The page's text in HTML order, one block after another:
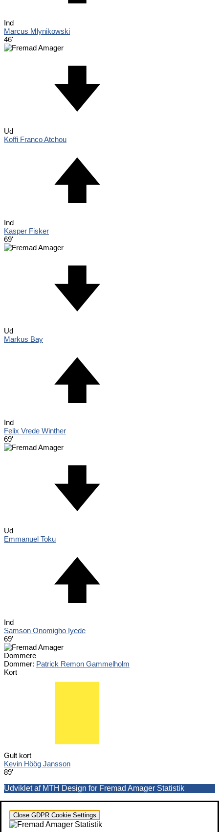
Ind
Marcus Mlynikowski
46'
Ud
Koffi Franco Atchou
Ind
Kasper Fisker
69'
Ud
Markus Bay
Ind
Felix Vrede Winther
69'
Ud
Emmanuel Toku
Ind
Samson Onomigho Iyede
69'
Dommere
Dommer: Patrick Remon Gammelholm
Kort
Gult kort
Kevin Höög Jansson
89'
Udviklet af MTH Design for Fremad Amager Statistik
Close GDPR Cookie Settings